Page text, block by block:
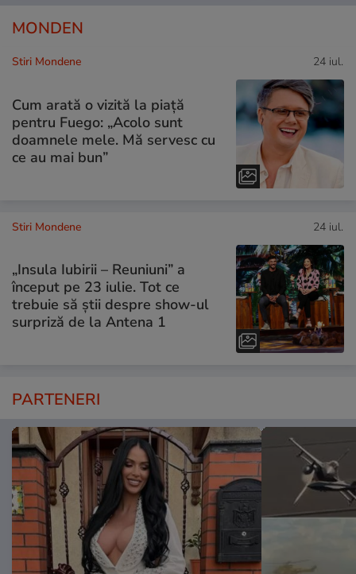
MONDEN
Stiri Mondene 24 iul.
Cum arată o vizită la piață
pentru Fuego: „Acolo sunt
doamnele mele. Mă servesc cu
ce au mai bun”
Stiri Mondene 24 iul.
„Insula Iubirii – Reuniuni” a
început pe 23 iulie. Tot ce
trebuie să știi despre show-ul
surpriză de la Antena 1
PARTENERI